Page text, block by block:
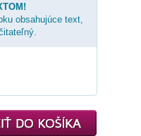
obsahujúce text,